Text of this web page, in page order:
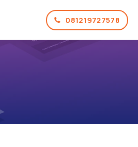
081219727578